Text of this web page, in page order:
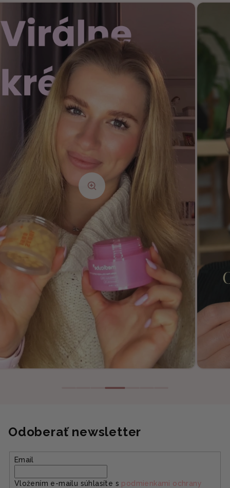
Odoberať newsletter
Email
Vložením e-mailu súhlasíte s podmienkami ochrany